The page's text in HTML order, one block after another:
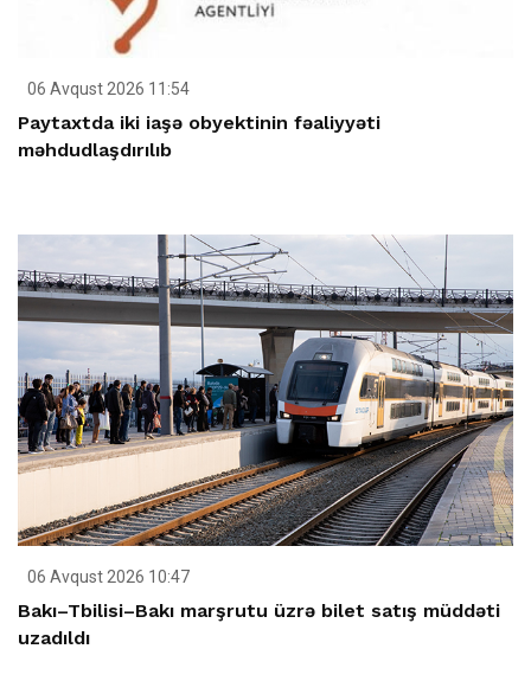
06 Avqust 2026 11:54
Paytaxtda iki iaşə obyektinin fəaliyyəti
məhdudlaşdırılıb
06 Avqust 2026 10:47
Bakı–Tbilisi–Bakı marşrutu üzrə bilet satış müddəti
uzadıldı